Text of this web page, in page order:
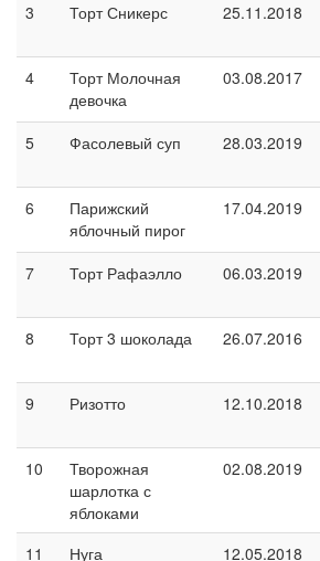
3 Торт Сникерс 25.11.2018
4
Торт Молочная
девочка
03.08.2017
5 Фасолевый суп 28.03.2019
6
Парижский
яблочный пирог
17.04.2019
7
Торт Рафаэлло 06.03.2019
8 Торт 3 шоколада 26.07.2016
9
Ризотто 12.10.2018
10
Творожная
шарлотка с
яблоками
02.08.2019
11 Нуга 12.05.2018